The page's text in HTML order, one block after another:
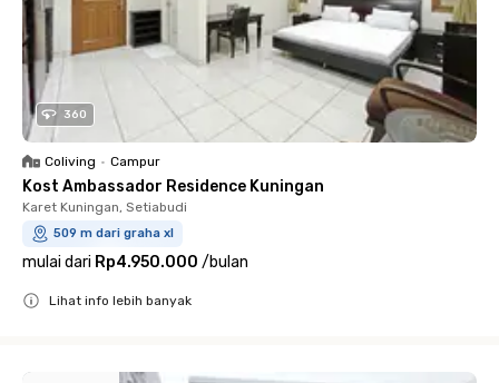
360
Coliving • Campur
Kost Ambassador Residence Kuningan
Karet Kuningan, Setiabudi
509 m dari graha xl
mulai dari Rp4.950.000 /bulan
Lihat info lebih banyak